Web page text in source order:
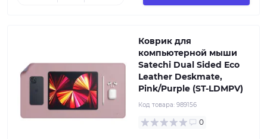
Коврик для
компьютерной мыши
Satechi Dual Sided Eco
Leather Deskmate,
Pink/Purple (ST-LDMPV)
Код товара: 989156
0